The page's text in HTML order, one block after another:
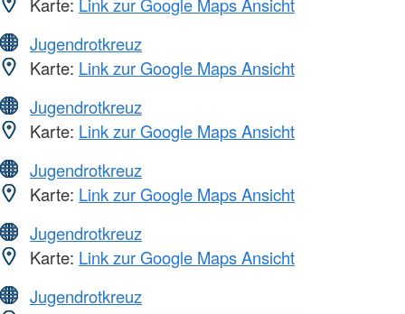
Jugendrotkreuz
Karte: Link zur Google Maps Ansicht
Jugendrotkreuz
Karte: Link zur Google Maps Ansicht
Jugendrotkreuz
Karte: Link zur Google Maps Ansicht
Jugendrotkreuz
Karte: Link zur Google Maps Ansicht
Jugendrotkreuz